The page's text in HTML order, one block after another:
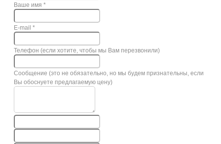
Ваше имя *
E-mail *
Телефон (если хотите, чтобы мы Вам перезвонили)
Сообщение (это не обязательно, но мы будем признательны, если
Вы обоснуете предлагаемую цену)